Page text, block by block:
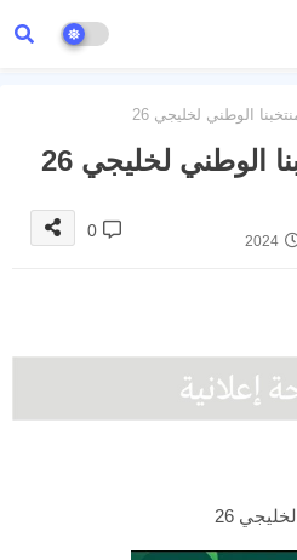
الوطني لخليجي 26
الوطني لخليجي 26
0
26